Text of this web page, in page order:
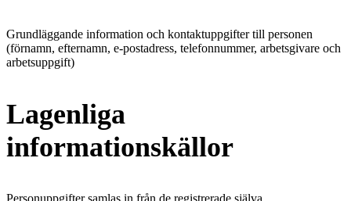
Grundläggande information och kontaktuppgifter till personen
(förnamn, efternamn, e-postadress, telefonnummer, arbetsgivare och
arbetsuppgift)
Lagenliga
informationskällor